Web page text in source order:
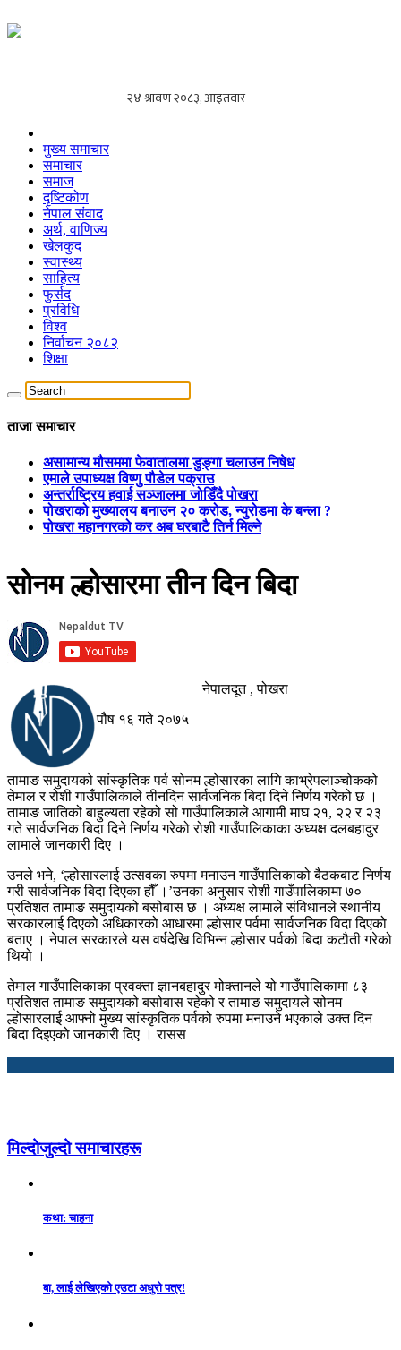
मुख्य समाचार
समाचार
समाज
दृष्टिकोण
नेपाल संवाद
अर्थ, वाणिज्य
खेलकुद
स्वास्थ्य
साहित्य
फुर्सद
प्रविधि
विश्व
निर्वाचन २०८२
शिक्षा
ताजा समाचार
असामान्य मौसममा फेवातालमा डुङ्गा चलाउन निषेध
एमाले उपाध्यक्ष विष्णु पौडेल पक्राउ
अन्तर्राष्ट्रिय हवाई सञ्जालमा जोडिँदै पोखरा
पोखराको मुख्यालय बनाउन २० करोड, न्युरोडमा के बन्ला ?
पोखरा महानगरको कर अब घरबाटै तिर्न मिल्ने
सोनम ल्होसारमा तीन दिन बिदा
नेपालदूत , पोखरा
पौष १६ गते २०७५
तामाङ समुदायको सांस्कृतिक पर्व सोनम ल्होसारका लागि काभ्रेपलाञ्चोकको
तेमाल र रोशी गाउँपालिकाले तीनदिन सार्वजनिक बिदा दिने निर्णय गरेको छ ।
तामाङ जातिको बाहुल्यता रहेको सो गाउँपालिकाले आगामी माघ २१, २२ र २३
गते सार्वजनिक बिदा दिने निर्णय गरेको रोशी गाउँपालिकाका अध्यक्ष दलबहादुर
लामाले जानकारी दिए ।
उनले भने, ‘ल्होसारलाई उत्सवका रुपमा मनाउन गाउँपालिकाको बैठकबाट निर्णय
गरी सार्वजनिक बिदा दिएका हौँ ।’उनका अनुसार रोशी गाउँपालिकामा ७०
प्रतिशत तामाङ समुदायको बसोबास छ । अध्यक्ष लामाले संविधानले स्थानीय
सरकारलाई दिएको अधिकारको आधारमा ल्होसार पर्वमा सार्वजनिक विदा दिएको
बताए । नेपाल सरकारले यस वर्षदेखि विभिन्न ल्होसार पर्वको बिदा कटौती गरेको
थियो ।
तेमाल गाउँपालिकाका प्रवक्ता ज्ञानबहादुर मोक्तानले यो गाउँपालिकामा ८३
प्रतिशत तामाङ समुदायको बसोबास रहेको र तामाङ समुदायले सोनम
ल्होसारलाई आफ्नो मुख्य सांस्कृतिक पर्वको रुपमा मनाउने भएकाले उक्त दिन
बिदा दिइएको जानकारी दिए । रासस
मिल्दोजुल्दो समाचारहरू
कथा: चाहना
बा, लाई लेखिएको एउटा अधुरो पत्र!